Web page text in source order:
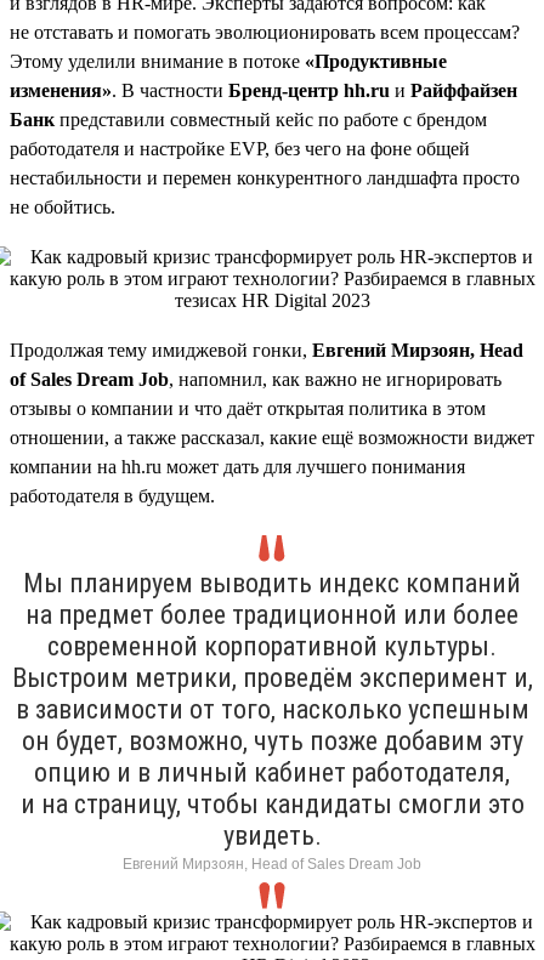
не отставать и помогать эволюционировать всем процессам?
Этому уделили внимание в потоке «Продуктивные
изменения». В частности Бренд-центр hh.ru и Райффайзен
Банк представили совместный кейс по работе с брендом
работодателя и настройке EVP, без чего на фоне общей
нестабильности и перемен конкурентного ландшафта просто
не обойтись.
Продолжая тему имиджевой гонки, Евгений Мирзоян, Head
of Sales Dream Job, напомнил, как важно не игнорировать
отзывы о компании и что даёт открытая политика в этом
отношении, а также рассказал, какие ещё возможности виджет
компании на hh.ru может дать для лучшего понимания
работодателя в будущем.
Мы планируем выводить индекс компаний
на предмет более традиционной или более
современной корпоративной культуры.
Выстроим метрики, проведём эксперимент и,
в зависимости от того, насколько успешным
он будет, возможно, чуть позже добавим эту
опцию и в личный кабинет работодателя,
и на страницу, чтобы кандидаты смогли это
увидеть.
Евгений Мирзоян, Head of Sales Dream Job